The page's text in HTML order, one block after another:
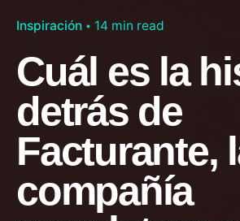
Inspiración 14 min read
Cuál es la
detrás de
Facturante,
compañía